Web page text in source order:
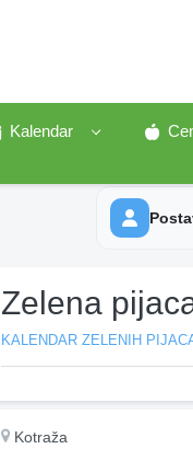
Kalendar
Zelena
KALENDAR ZELENIH
Kotraža